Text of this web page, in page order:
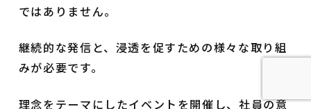
ではありません。
継続的な発信と、浸透を促すための様々な取り組
みが必要です。
理念をテーマにしたイベントを開催し、社員の意